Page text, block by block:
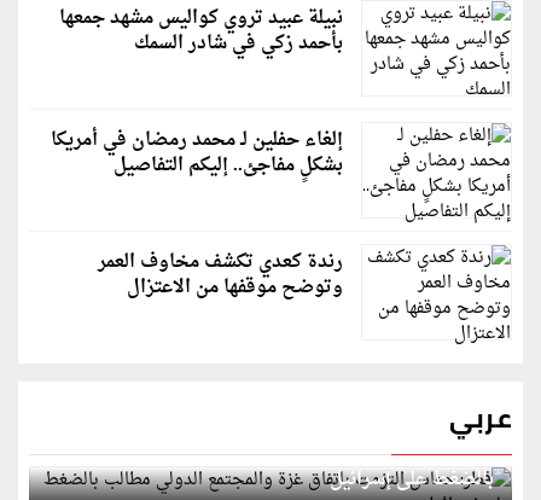
نبيلة عبيد تروي كواليس مشهد جمعها
بأحمد زكي في شادر السمك
إلغاء حفلين لـ محمد رمضان في أمريكا
بشكلٍ مفاجئ.. إليكم التفاصيل
رندة كعدي تكشف مخاوف العمر
وتوضح موقفها من الاعتزال
عربي
قطر: حماس التزمت باتفاق غزة والمجتمع الدولي مطالب
بالضغط على إسرائيل